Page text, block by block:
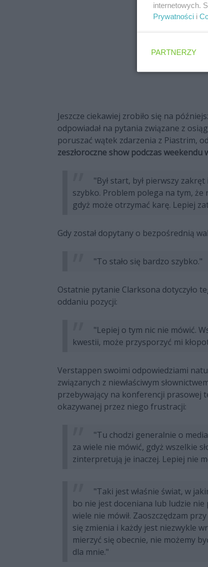
Jeszcze ciekawiej zrobiło się na
odpowiadał na pytania związane z
poruszać wątek zdarzenia z Piastrim,
zeszłoroczne show podczas weekendu
"Był start, był pierwszy
szybko. Problem polega na tym,
gdyż może otrzymać karę. Lepiej
Gdy został dopytany o bezpośrednią
"To stało się bardzo szybko."
Ostatnie pytanie Clarksona dotyczyło
oddaniu pozycji:
"Lepiej o tym nic nie mówić.
kwestii, może przysporzyć mi
Verstappen swoimi odpowiedziami
związanych z niewłaściwym
przebywający na konferencji prasowej
okazywanej przez niego frustracji:
"Tu chodzi generalnie o
za wiele nie mówić, gdyż wszelkie
zinterpretują je inaczej. Lepiej nie
"Taki jest właśnie świat, w
bo nie jest doceniana lub ludzie
wiele nie mówił. Zaoszczędzam
się zmienia i każdy jest niezwykle
mierzyć się obecnie, nie możemy
dla mnie."
internetowych.
Prywatności i
PARTNERZY